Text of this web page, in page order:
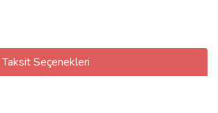
Taksit Seçenekleri